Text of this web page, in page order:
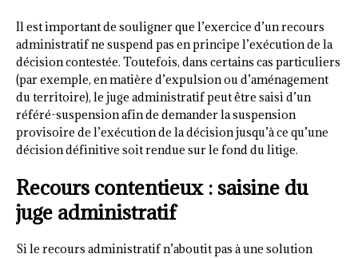
Il est important de souligner que l’exercice d’un recours
administratif ne suspend pas en principe l’exécution de la
décision contestée. Toutefois, dans certains cas particuliers
(par exemple, en matière d’expulsion ou d’aménagement
du territoire), le juge administratif peut être saisi d’un
référé-suspension afin de demander la suspension
provisoire de l’exécution de la décision jusqu’à ce qu’une
décision définitive soit rendue sur le fond du litige.
Recours contentieux : saisine du
juge administratif
Si le recours administratif n’aboutit pas à une solution